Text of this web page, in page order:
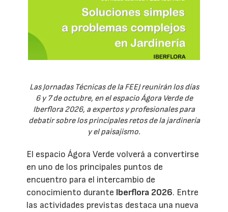
Las Jornadas Técnicas de la FEEJ reunirán los días
6 y 7 de octubre, en el espacio Ágora Verde de
Iberflora 2026, a expertos y profesionales para
debatir sobre los principales retos de la jardinería
y el paisajismo.
El espacio Ágora Verde volverá a convertirse
en uno de los principales puntos de
encuentro para el intercambio de
conocimiento durante Iberflora 2026. Entre
las actividades previstas destaca una nueva